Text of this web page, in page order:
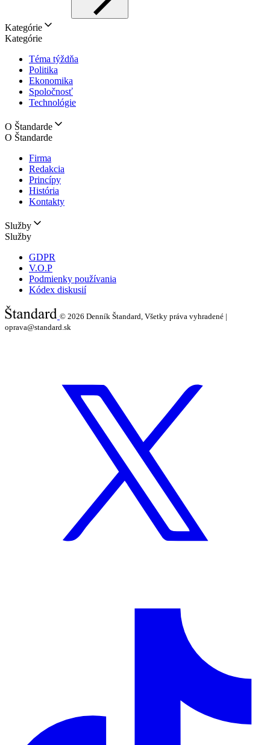
Kategórie
Kategórie
Téma týždňa
Politika
Ekonomika
Spoločnosť
Technológie
O Štandarde
O Štandarde
Firma
Redakcia
Princípy
História
Kontakty
Služby
Služby
GDPR
V.O.P
Podmienky používania
Kódex diskusií
© 2026 Denník Štandard, Všetky práva vyhradené |
oprava@standard.sk